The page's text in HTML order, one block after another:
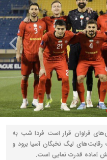
فراوان قرار است فردا شب به
لیگ نخبگان آسیا برود و
آماده قدرت نمایی است.